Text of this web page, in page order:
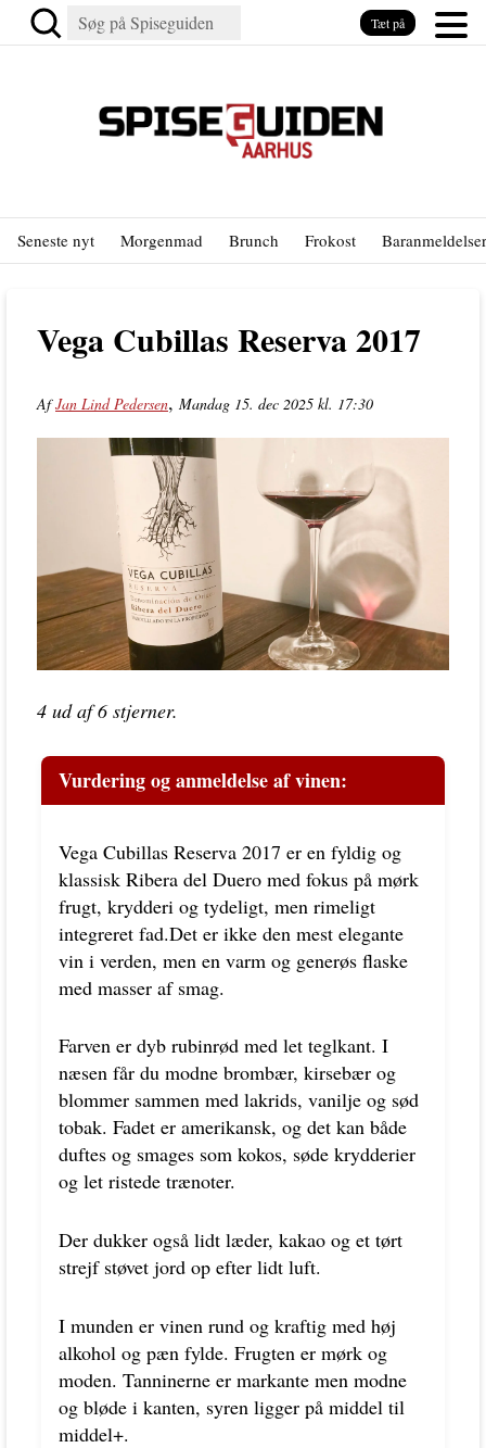
Seneste nyt Morgenmad Brunch Frokost Baranmeldelser
Vega Cubillas Reserva 2017
AfJan Lind Pedersen, Mandag 15. dec 2025 kl. 17:30
4 ud af 6 stjerner.
Vurdering og anmeldelse af vinen:
Vega Cubillas Reserva 2017 er en fyldig og
klassisk Ribera del Duero med fokus på mørk
frugt, krydderi og tydeligt, men rimeligt
integreret fad.Det er ikke den mest elegante
vin i verden, men en varm og generøs flaske
med masser af smag.
Farven er dyb rubinrød med let teglkant. I
næsen får du modne brombær, kirsebær og
blommer sammen med lakrids, vanilje og sød
tobak. Fadet er amerikansk, og det kan både
duftes og smages som kokos, søde krydderier
og let ristede trænoter.
Der dukker også lidt læder, kakao og et tørt
strejf støvet jord op efter lidt luft.
I munden er vinen rund og kraftig med høj
alkohol og pæn fylde. Frugten er mørk og
moden. Tanninerne er markante men modne
og bløde i kanten, syren ligger på middel til
middel+.
Tæt på